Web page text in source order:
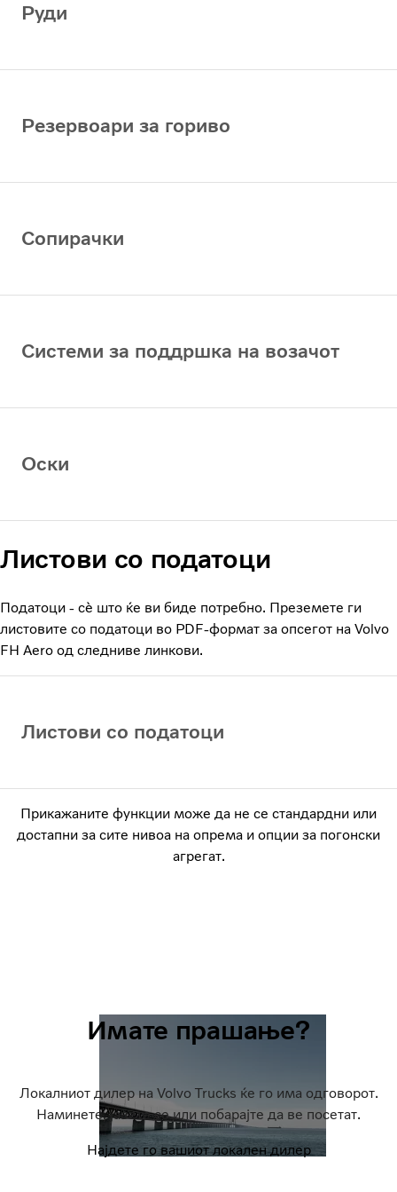
Руди
Резервоари за гориво
Сопирачки
Системи за поддршка на возачот
Оски
Листови со податоци
Податоци - сè што ќе ви биде потребно. Преземете ги
листовите со податоци во PDF-формат за опсегот на Volvo
FH Aero од следниве линкови.
Листови со податоци
Прикажаните функции може да не се стандардни или
достапни за сите нивоа на опрема и опции за погонски
агрегат.
Имате прашање?
Локалниот дилер на Volvo Trucks ќе го има одговорот.
Наминете, јавете се или побарајте да ве посетат.
Најдете го вашиот локален дилер